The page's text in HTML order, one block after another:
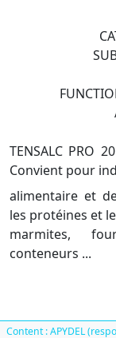
TENSALC PRO
Convient pour
alimentaire et
les protéines et
marmites,
conteneurs ...
Content : APYDEL